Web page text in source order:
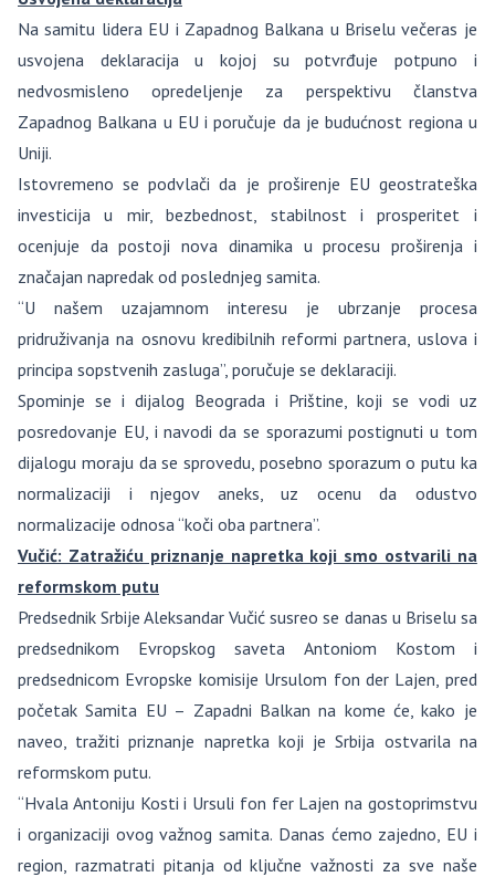
Na samitu lidera EU i Zapadnog Balkana u Briselu večeras je
usvojena deklaracija u kojoj su potvrđuje potpuno i
nedvosmisleno opredeljenje za perspektivu članstva
Zapadnog Balkana u EU i poručuje da je budućnost regiona u
Uniji.
Istovremeno se podvlači da je proširenje EU geostrateška
investicija u mir, bezbednost, stabilnost i prosperitet i
ocenjuje da postoji nova dinamika u procesu proširenja i
značajan napredak od poslednjeg samita.
“U našem uzajamnom interesu je ubrzanje procesa
pridruživanja na osnovu kredibilnih reformi partnera, uslova i
principa sopstvenih zasluga”, poručuje se deklaraciji.
Spominje se i dijalog Beograda i Prištine, koji se vodi uz
posredovanje EU, i navodi da se sporazumi postignuti u tom
dijalogu moraju da se sprovedu, posebno sporazum o putu ka
normalizaciji i njegov aneks, uz ocenu da odustvo
normalizacije odnosa “koči oba partnera”.
Vučić: Zatražiću priznanje napretka koji smo ostvarili na
reformskom putu
Predsednik Srbije Aleksandar Vučić susreo se danas u Briselu sa
predsednikom Evropskog saveta Antoniom Kostom i
predsednicom Evropske komisije Ursulom fon der Lajen, pred
početak Samita EU – Zapadni Balkan na kome će, kako je
naveo, tražiti priznanje napretka koji je Srbija ostvarila na
reformskom putu.
“Hvala Antoniju Kosti i Ursuli fon fer Lajen na gostoprimstvu
i organizaciji ovog važnog samita. Danas ćemo zajedno, EU i
region, razmatrati pitanja od ključne važnosti za sve naše